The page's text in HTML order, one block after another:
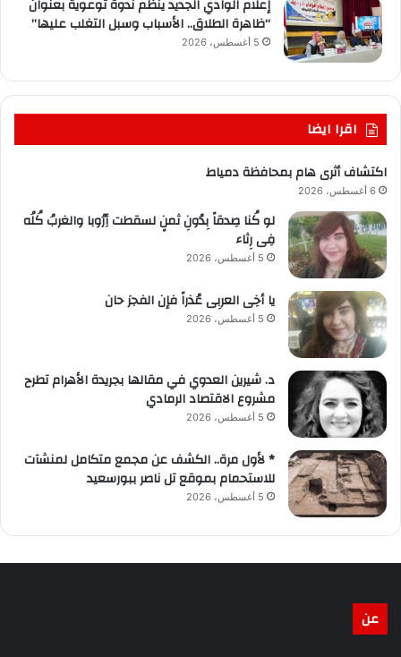
إعلام الوادي الجديد ينظم ندوة توعوية بعنوان
“ظاهرة الطلاق.. الأسباب وسبل التغلب عليها”
5 أغسطس، 2026
اقرا ايضا
اكتشاف أثرى هام بمحافظة دمياط
6 أغسطس، 2026
لو كُنا صِدقاً بِدُونِ ثمنٍ لسقطت أِرُوبا والغربُ كُلُه
فِى رِثاء
5 أغسطس، 2026
يا أخِى العربِى عُذراً فإن الفجرَ حان
5 أغسطس، 2026
د. شيرين العدوي في مقالها بجريدة الأهرام تطرح
مشروع الاقتصاد الرمادي
5 أغسطس، 2026
* لأول مرة.. الكشف عن مجمع متكامل لمنشآت
للاستحمام بموقع تل ناصر ببورسعيد
5 أغسطس، 2026
عن